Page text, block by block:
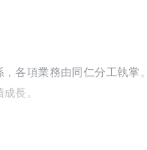
各項業務由同仁分工執掌
長。